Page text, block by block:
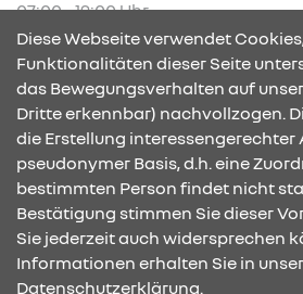
07:00 - 19:00 Uhr
KONTAKT & ANFAHRT
ÖFFNUNGSZEITEN
Diese Webseite verwendet
Funktionalitäten dieser Seite
das Bewegungsverhalten auf
Dritte erkennbar) nachvollzogen.
die Erstellung interessengerechter
pseudonymer Basis, d.h. eine
bestimmten Person findet nicht
Bestätigung stimmen Sie dieser
Sie jederzeit auch widersprechen
Informationen erhalten Sie in
Datenschutzerklärung.